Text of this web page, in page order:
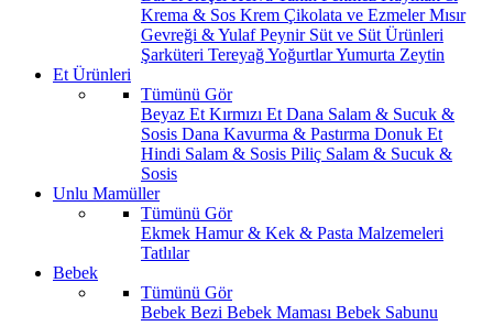
Krema & Sos Krem Çikolata ve EzmelerMısır
Gevreği & YulafPeynir Süt ve Süt Ürünleri
Şarküteri TereyağYoğurtlarYumurta Zeytin
Et Ürünleri
Tümünü Gör
Beyaz Et Kırmızı Et Dana Salam & Sucuk &
Sosis Dana Kavurma & Pastırma Donuk Et
Hindi Salam & Sosis Piliç Salam & Sucuk &
Sosis
Unlu Mamüller
Tümünü Gör
Ekmek Hamur & Kek & Pasta Malzemeleri
Tatlılar
Bebek
Tümünü Gör
Bebek Bezi Bebek Maması Bebek Sabunu